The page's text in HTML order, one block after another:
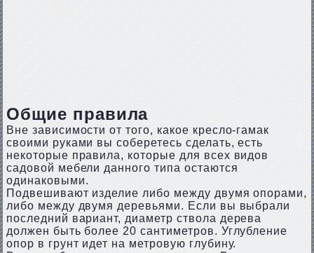
Общие правила
Вне зависимости от того, какое кресло-гамак
своими руками вы соберетесь сделать, есть
некоторые правила, которые для всех видов
садовой мебели данного типа остаются
одинаковыми.
Подвешивают изделие либо между двумя опорами,
либо между двумя деревьями. Если вы выбрали
последний вариант, диаметр ствола дерева
должен быть более 20 сантиметров. Углубление
опор в грунт идет на метровую глубину.